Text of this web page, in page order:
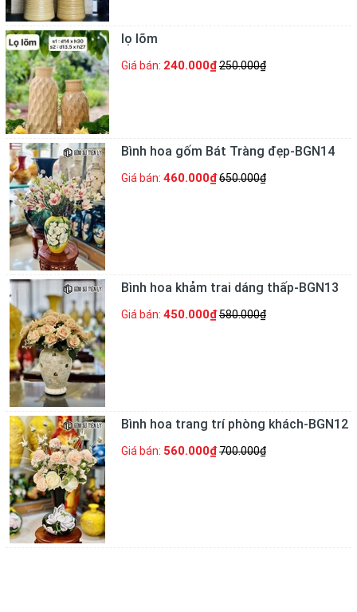
lọ lõm
Giá bán: 240.000₫250.000₫
Bình hoa gốm Bát Tràng đẹp-BGN14
Giá bán: 460.000₫650.000₫
Bình hoa khảm trai dáng thấp-BGN13
Giá bán: 450.000₫580.000₫
Bình hoa trang trí phòng khách-BGN12
Giá bán: 560.000₫700.000₫